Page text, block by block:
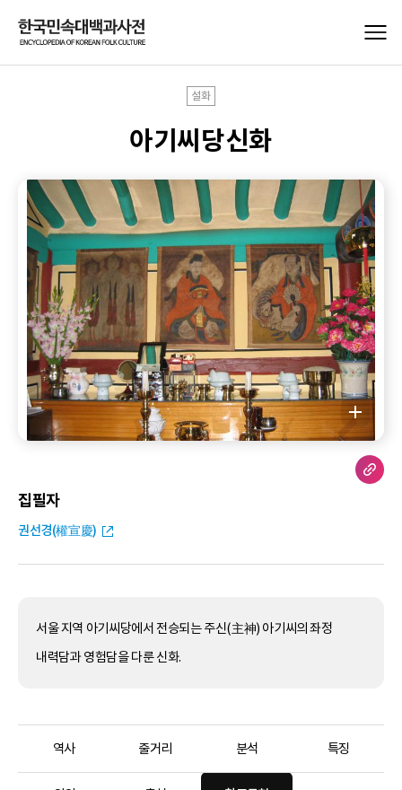
설화
아기씨당신화
집필자
권선경(權宣慶)
서울 지역 아기씨당에서 전승되는 주신(主神) 아기씨의 좌정
내력담과 영험담을 다룬 신화.
역사 줄거리 분석 특징